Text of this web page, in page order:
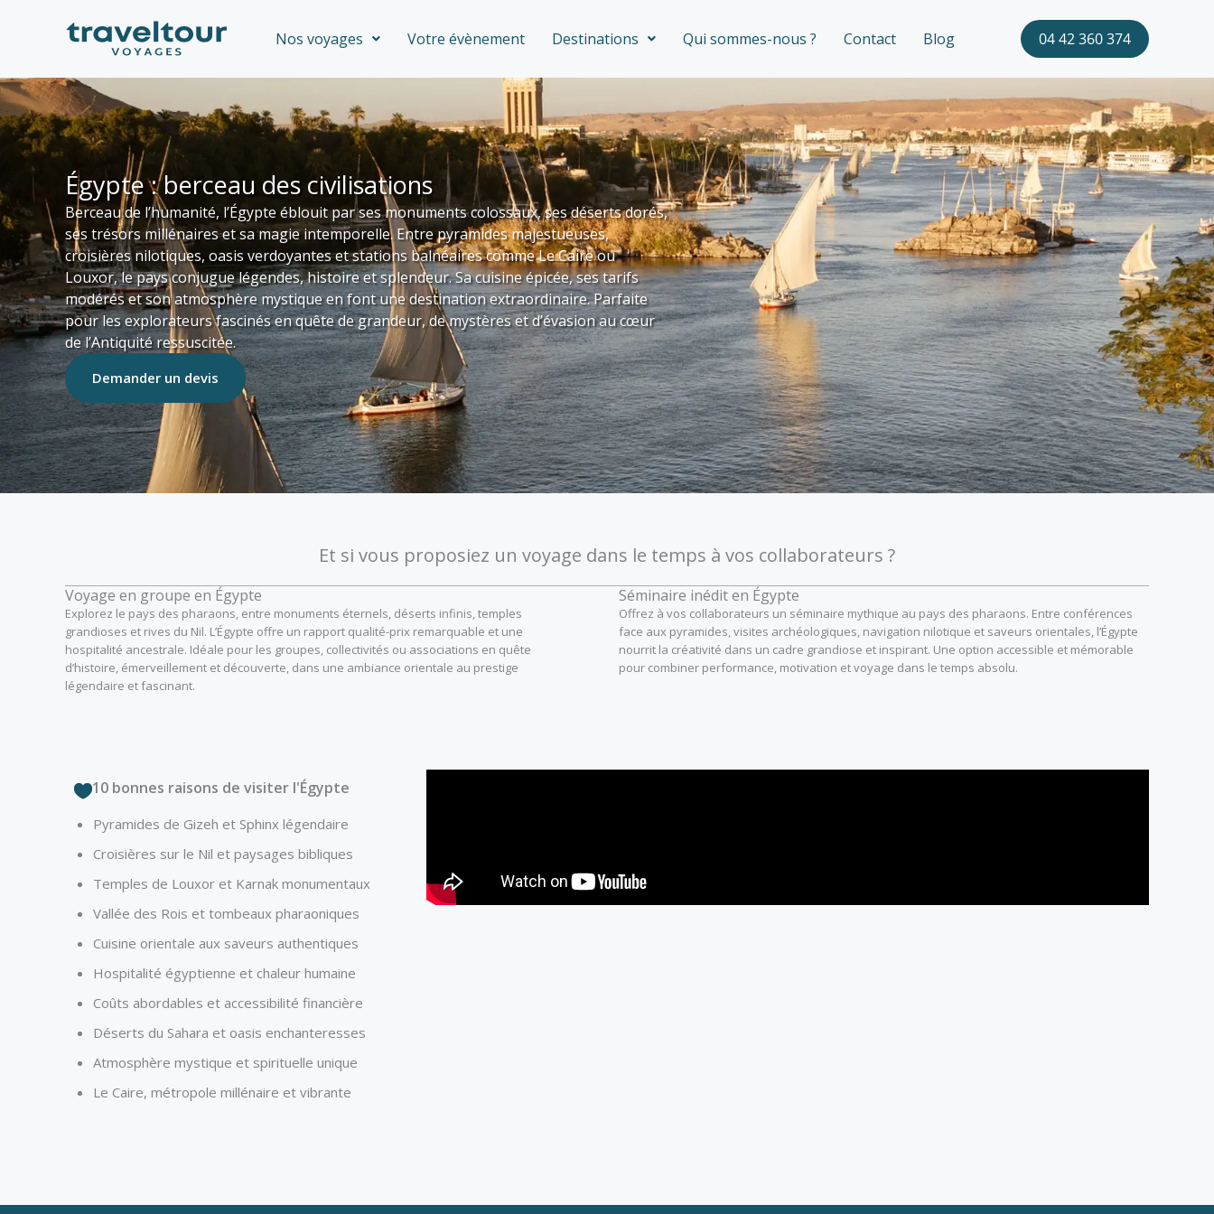
Nos voyages Votre évènement Destinations Qui sommes-nous ? Contact Blog 04 42 360 374
Égypte : berceau des civilisations
Berceau de l’humanité, l’Égypte éblouit par ses monuments colossaux, ses déserts dorés,
ses trésors millénaires et sa magie intemporelle. Entre pyramides majestueuses,
croisières nilotiques, oasis verdoyantes et stations balnéaires comme Le Caire ou
Louxor, le pays conjugue légendes, histoire et splendeur. Sa cuisine épicée, ses tarifs
modérés et son atmosphère mystique en font une destination extraordinaire. Parfaite
pour les explorateurs fascinés en quête de grandeur, de mystères et d’évasion au cœur
de l’Antiquité ressuscitée.
Demander un devis
Et si vous proposiez un voyage dans le temps à vos collaborateurs ?
Voyage en groupe en Égypte
Explorez le pays des pharaons, entre monuments éternels, déserts infinis, temples
grandioses et rives du Nil. L’Égypte offre un rapport qualité-prix remarquable et une
hospitalité ancestrale. Idéale pour les groupes, collectivités ou associations en quête
d’histoire, émerveillement et découverte, dans une ambiance orientale au prestige
légendaire et fascinant.
Séminaire inédit en Égypte
Offrez à vos collaborateurs un séminaire mythique au pays des pharaons. Entre conférences
face aux pyramides, visites archéologiques, navigation nilotique et saveurs orientales, l’Égypte
nourrit la créativité dans un cadre grandiose et inspirant. Une option accessible et mémorable
pour combiner performance, motivation et voyage dans le temps absolu.
10 bonnes raisons de visiter l'Égypte
Pyramides de Gizeh et Sphinx légendaire
Croisières sur le Nil et paysages bibliques
Temples de Louxor et Karnak monumentaux
Vallée des Rois et tombeaux pharaoniques
Cuisine orientale aux saveurs authentiques
Hospitalité égyptienne et chaleur humaine
Coûts abordables et accessibilité financière
Déserts du Sahara et oasis enchanteresses
Atmosphère mystique et spirituelle unique
Le Caire, métropole millénaire et vibrante